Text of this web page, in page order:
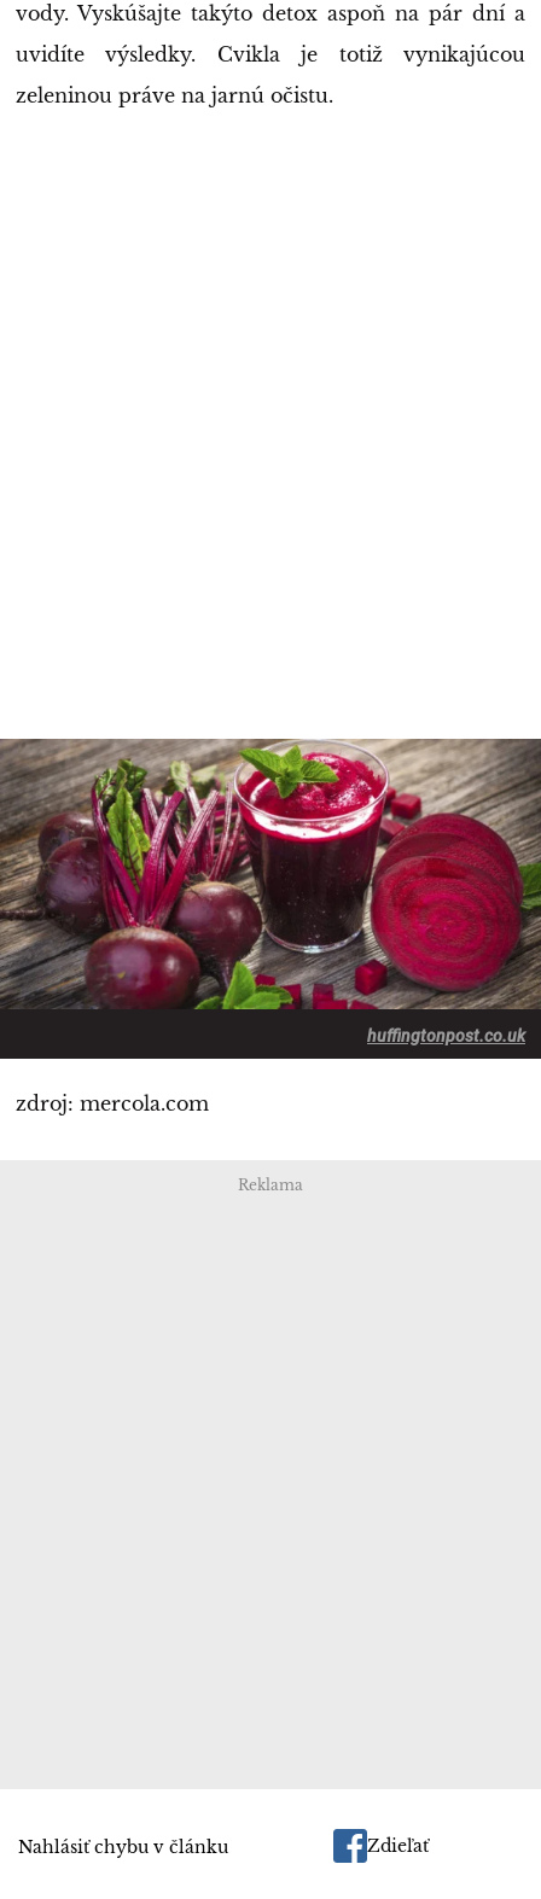
vody. Vyskúšajte takýto detox aspoň na pár dní a
uvidíte výsledky. Cvikla je totiž vynikajúcou
zeleninou práve na jarnú očistu.
huffingtonpost.co.uk
zdroj: mercola.com
Reklama
Nahlásiť chybu v článku Zdieľať